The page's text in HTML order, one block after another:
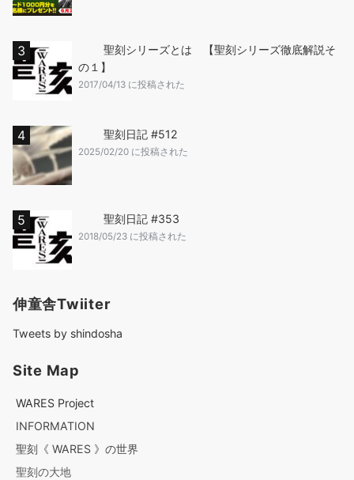
聖刻シリーズとは 【聖刻シリーズ徹底解説そ
の１】
2017/04/13 に投稿された
聖刻日記 #512
2025/02/20 に投稿された
聖刻日記 #353
2018/05/23 に投稿された
伸童舎Twiiter
Tweets by shindosha
Site Map
WARES Project
INFORMATION
聖刻《 WARES 》の世界
聖刻の大地